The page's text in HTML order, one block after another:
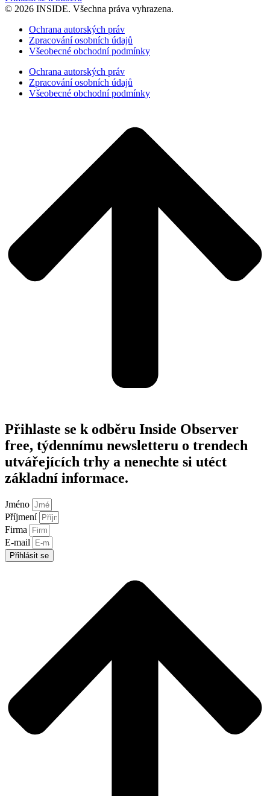
© 2026 INSIDE. Všechna práva vyhrazena.
Ochrana autorských práv
Zpracování osobních údajů
Všeobecné obchodní podmínky
Ochrana autorských práv
Zpracování osobních údajů
Všeobecné obchodní podmínky
Přihlaste se k odběru Inside Observer
free, týdennímu newsletteru o trendech
utvářejících trhy a nenechte si utéct
základní informace.
Jméno
Příjmení
Firma
E-mail
Přihlásit se